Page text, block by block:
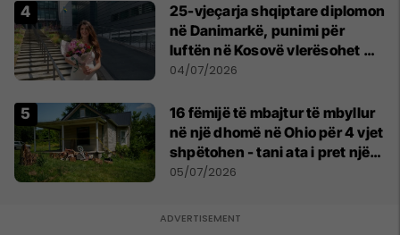
25-vjeçarja shqiptare diplomon
në Danimarkë, punimi për
luftën në Kosovë vlerësohet me
notën më të lartë
04/07/2026
16 fëmijë të mbajtur të mbyllur
në një dhomë në Ohio për 4 vjet
shpëtohen - tani ata i pret një
sfidë e madhe
05/07/2026